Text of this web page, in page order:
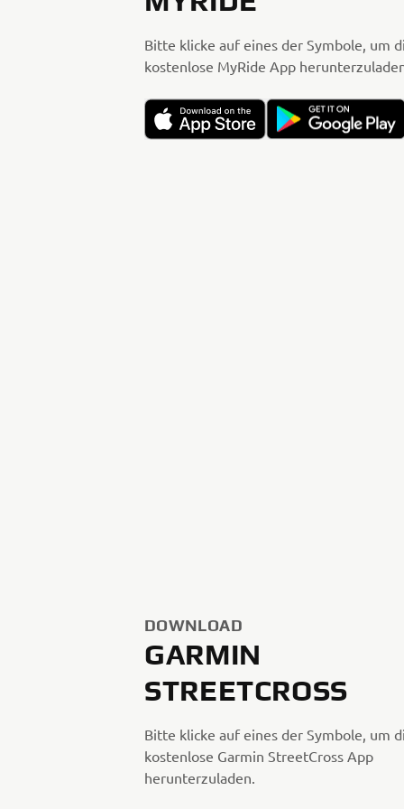
Bitte klicke auf eines der Symbole, um
kostenlose MyRide App
DOWNLOAD
GARMIN
STREETCROSS
Bitte klicke auf eines der Symbole, um
kostenlose Garmin StreetCross App
herunterzuladen.